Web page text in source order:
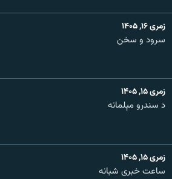
زمری ۱۶, ۱۴۰۵
سرود و سخن
زمری ۱۵, ۱۴۰۵
د سندرو مېلمانه
زمری ۱۵, ۱۴۰۵
ساعت خبری شبانه